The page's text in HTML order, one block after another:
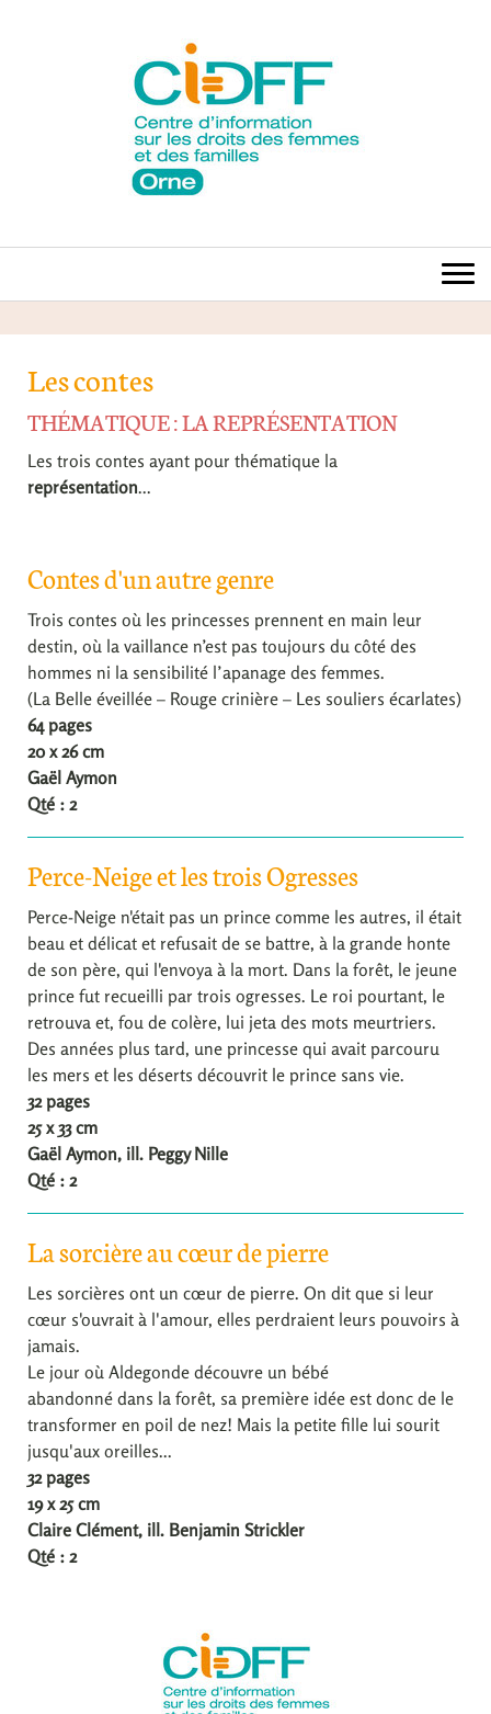
Les contes
THÉMATIQUE : LA REPRÉSENTATION
Les trois contes ayant pour thématique la
représentation...
Contes d'un autre genre
Trois contes où les princesses prennent en main leur
destin, où la vaillance n’est pas toujours du côté des
hommes ni la sensibilité l’apanage des femmes.
(La Belle éveillée – Rouge crinière – Les souliers écarlates)
64 pages
20 x 26 cm
Gaël Aymon
Qté : 2
Perce-Neige et les trois Ogresses
Perce-Neige n'était pas un prince comme les autres, il était
beau et délicat et refusait de se battre, à la grande honte
de son père, qui l'envoya à la mort. Dans la forêt, le jeune
prince fut recueilli par trois ogresses. Le roi pourtant, le
retrouva et, fou de colère, lui jeta des mots meurtriers.
Des années plus tard, une princesse qui avait parcouru
les mers et les déserts découvrit le prince sans vie.
32 pages
25 x 33 cm
Gaël Aymon, ill. Peggy Nille
Qté : 2
La sorcière au cœur de pierre
Les sorcières ont un cœur de pierre. On dit que si leur
cœur s'ouvrait à l'amour, elles perdraient leurs pouvoirs à
jamais.
Le jour où Aldegonde découvre un bébé
abandonné dans la forêt, sa première idée est donc de le
transformer en poil de nez! Mais la petite fille lui sourit
jusqu'aux oreilles...
32 pages
19 x 25 cm
Claire Clément, ill. Benjamin Strickler
Qté : 2